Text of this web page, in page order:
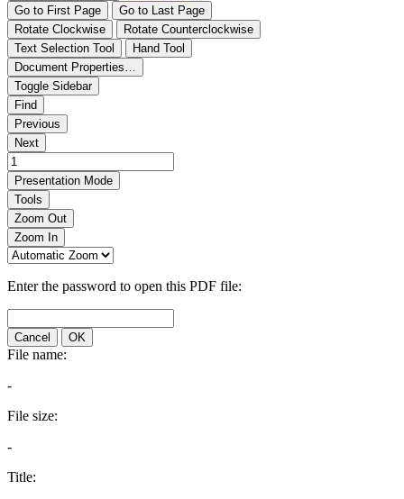
Go to First Page
Go to Last Page
Rotate Clockwise
Rotate Counterclockwise
Text Selection Tool
Hand Tool
Document Properties…
Toggle Sidebar
Find
Previous
Next
Presentation Mode
Tools
Zoom Out
Zoom In
Enter the password to open this PDF file:
Cancel OK
File name:
-
File size:
-
Title: